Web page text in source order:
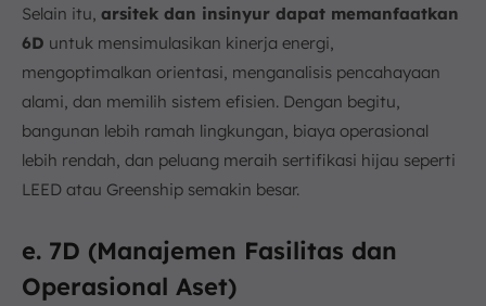
Selain itu, arsitek dan insinyur dapat memanfaatkan
6D untuk mensimulasikan kinerja energi,
mengoptimalkan orientasi, menganalisis pencahayaan
alami, dan memilih sistem efisien. Dengan begitu,
bangunan lebih ramah lingkungan, biaya operasional
lebih rendah, dan peluang meraih sertifikasi hijau seperti
LEED atau Greenship semakin besar.
e. 7D (Manajemen Fasilitas dan
Operasional Aset)